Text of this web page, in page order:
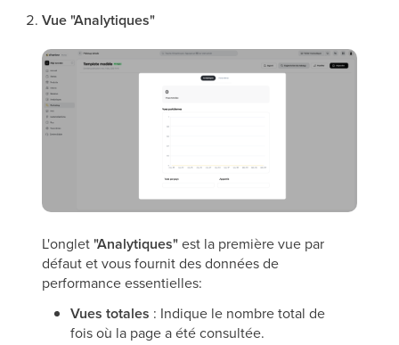
Vue "Analytiques"
L'onglet"Analytiques"est la première vue par
défaut et vous fournit des données de
performance essentielles:
Vues totales : Indique le nombre total de
fois où la page a été consultée.